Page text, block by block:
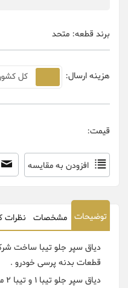
برند قطعه: متحد
هزینه ارسال: کل
قیمت:
افزودن به مقایسه
توضیحات مشخصات نظرات
دیاق سپر جلو تیبا ساخت
قطعات بدنه پرسی خودرو .
دیاق سپر جلو تیبا 1 و تیبا 2 متفاوت نیستند.